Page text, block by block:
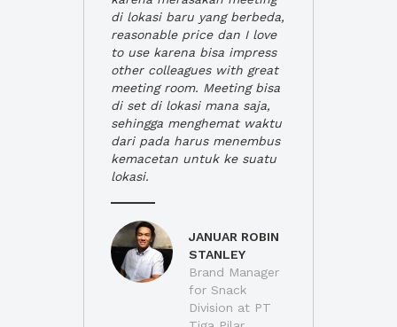
di lokasi baru yang berbeda,
reasonable price dan I love
to use karena bisa impress
other colleagues with great
meeting room. Meeting bisa
di set di lokasi mana saja,
sehingga menghemat waktu
dari pada harus menembus
kemacetan untuk ke suatu
lokasi.
JANUAR ROBIN
STANLEY
Brand Manager
for Snack
Division at PT